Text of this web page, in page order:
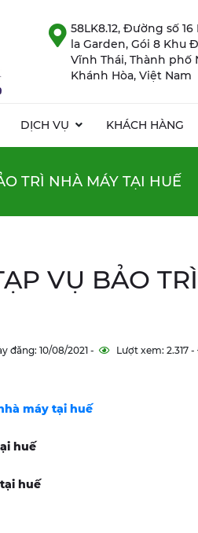
DỊCH VỤ KHÁCH HÀNG
58LK8.12, Đường số 16
la Garden, Gói 8 Khu
Vĩnh Thái, Thành phố
Khánh Hòa, Việt Nam
TRÌ NHÀ MÁY TẠI HUẾ
VỤ BẢO
đăng: 10/08/2021 - Lượt xem: 2.317
máy tại huế
huế
huế